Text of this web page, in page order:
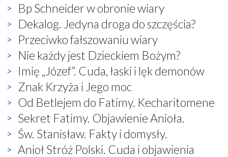
Bp Schneider w obronie wiary
Dekalog. Jedyna droga do szczęścia?
Przeciwko fałszowaniu wiary
Nie każdy jest Dzieckiem Bożym?
Imię „Józef”. Cuda, łaski i lęk demonów
Znak Krzyża i Jego moc
Od Betlejem do Fatimy. Kecharitomene
Sekret Fatimy. Objawienie Anioła.
Św. Stanisław. Fakty i domysły.
Anioł Stróż Polski. Cuda i objawienia